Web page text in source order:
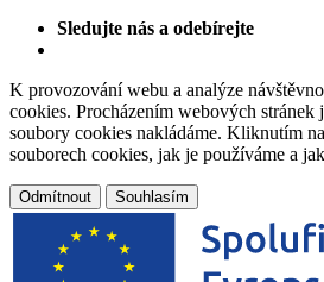
Sledujte nás a odebírejte
K provozování webu a analýze
cookies. Procházením webových stránek
soubory cookies nakládáme. Kliknutím na
souborech cookies, jak je používáme a
Odmítnout Souhlasím